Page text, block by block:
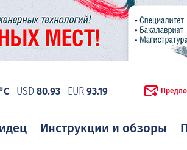
USD 80.93 EUR 93.19
Инструкции и обзоры